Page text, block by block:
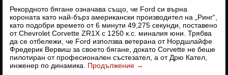
Рекордното бягане означава също, че Ford си върна
короната като най-бърз американски производител на „Ринг“,
като подобри времето от 6 минути 49,275 секунди, поставено
от Chevrolet Corvette ZR1X с 1250 к.с. миналия юни. Трябва
да се отбележи, че Ford използва ветерана от Нордшлайфе
Фредерик Вервиш за своето бягане, докато Corvette не беше
пилотиран от професионален състезател, а от Дрю Кател,
инженер по динамика. Продължение →